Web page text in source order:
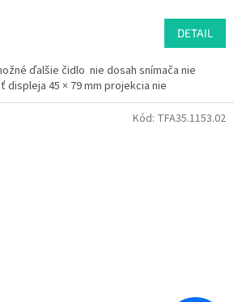
DETAIL
ďalšie čidlo nie dosah snímača nie
45 × 79 mm projekcia nie
Kód: TFA35.1153.02